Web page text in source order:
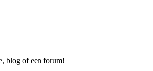
blog of een forum!